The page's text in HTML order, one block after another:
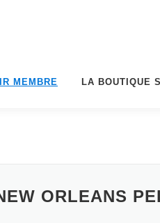
MEMBRE LA BOUTIQUE
ORLEANS